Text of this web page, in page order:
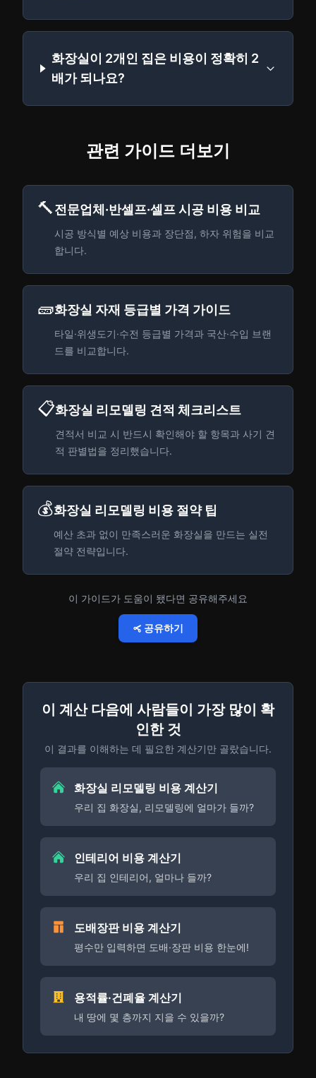
화장실이 2개인 집은 비용이 정확히 2
배가 되나요?
관련 가이드 더보기
🔨전문업체·반셀프·셀프 시공 비용 비교
시공 방식별 예상 비용과 장단점, 하자 위험을 비교
합니다.
🧱화장실 자재 등급별 가격 가이드
타일·위생도기·수전 등급별 가격과 국산·수입 브랜
드를 비교합니다.
📋화장실 리모델링 견적 체크리스트
견적서 비교 시 반드시 확인해야 할 항목과 사기 견
적 판별법을 정리했습니다.
💰화장실 리모델링 비용 절약 팁
예산 초과 없이 만족스러운 화장실을 만드는 실전
절약 전략입니다.
이 가이드가 도움이 됐다면 공유해주세요
공유하기
이 계산 다음에 사람들이 가장 많이 확
인한 것
이 결과를 이해하는 데 필요한 계산기만 골랐습니다.
화장실 리모델링 비용 계산기
우리 집 화장실, 리모델링에 얼마가 들까?
인테리어 비용 계산기
우리 집 인테리어, 얼마나 들까?
도배장판 비용 계산기
평수만 입력하면 도배·장판 비용 한눈에!
용적률·건폐율 계산기
내 땅에 몇 층까지 지을 수 있을까?